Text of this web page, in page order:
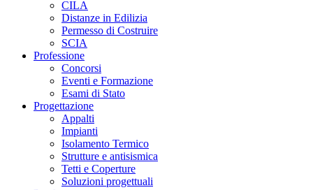
CILA
Distanze in Edilizia
Permesso di Costruire
SCIA
Professione
Concorsi
Eventi e Formazione
Esami di Stato
Progettazione
Appalti
Impianti
Isolamento Termico
Strutture e antisismica
Tetti e Coperture
Soluzioni progettuali